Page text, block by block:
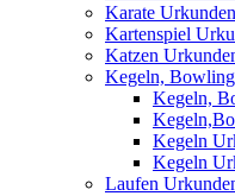
Karate Urkunden
Kartenspiel
Katzen
Kegeln,
Kegeln,
Kegeln
Kegeln
Laufen